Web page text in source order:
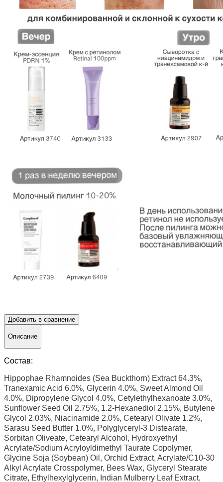
Добавить в сравнение
Описание
Состав:
Hippophae Rhamnoides (Sea Buckthorn) Extract 64.3%,
Tranexamic Acid 6.0%, Glycerin 4.0%, Sweet Almond Oil
4.0%, Dipropylene Glycol 4.0%, Cetylethylhexanoate 3.0%,
Sunflower Seed Oil 2.75%, 1.2-Hexanediol 2.15%, Butylene
Glycol 2.03%, Niacinamide 2.0%, Cetearyl Olivate 1.2%,
Sarasu Seed Butter 1.0%, Polyglyceryl-3 Distearate,
Sorbitan Oliveate, Cetearyl Alcohol, Hydroxyethyl
Acrylate/Sodium Acryloyldimethyl Taurate Copolymer,
Glycine Soja (Soybean) Oil, Orchid Extract, Acrylate/C10-30
Alkyl Acrylate Crosspolymer, Bees Wax, Glyceryl Stearate
Citrate, Ethylhexylglycerin, Indian Mulberry Leaf Extract,